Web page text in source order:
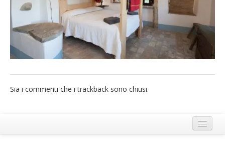
German
English
Spanish
Italiano
Sia i commenti che i trackback sono chiusi.